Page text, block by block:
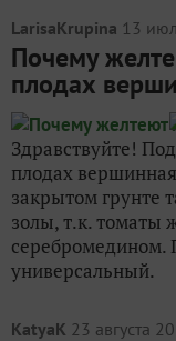
LarisaKrupina 13
Почему
плодах
Здравствуйте!
плодах
закрытом грунте
золы, т.к. томаты
серебромедином.
универсальный.
KatyaK 23 августа